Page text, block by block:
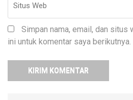
Simpan nama, email, dan situs
ini untuk komentar saya berikutnya.